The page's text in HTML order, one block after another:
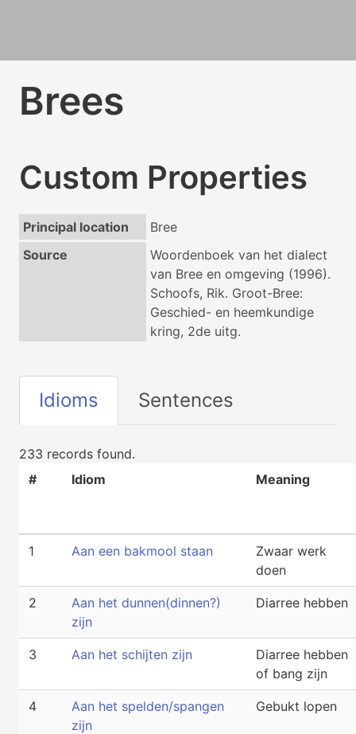
Brees
Custom Properties
Principal location
Bree
Source
Woordenboek van het dialect
van Bree en omgeving (1996).
Schoofs, Rik. Groot-Bree:
Geschied- en heemkundige
kring, 2de uitg.
Idioms Sentences
233 records found.
#
Idiom Meaning
1 Aan een bakmool staan
Zwaar werk
doen
2
Aan het dunnen(dinnen?)
zijn
Diarree hebben
3 Aan het schijten zijn
Diarree hebben
of bang zijn
4
Aan het spelden/spangen
zijn
Gebukt lopen